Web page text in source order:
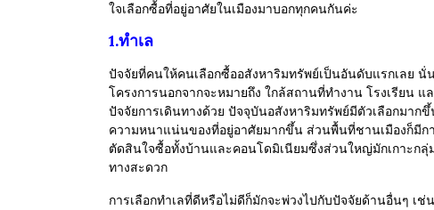
ใจเลือกซื้อที่อยู่อาศัยในเมืองมาบอกทุกคนกันค่ะ
1.ทำเล
ปัจจัยที่คนให้คนเลือกซื้ออสังหาริมทรัพย์เป็นอันดับแรกเลย นั่
โครงการนอกจากจะหมายถึง ใกล้สถานที่ทำงาน โรงเรียน
ปัจจัยการเดินทางด้วย ปัจจุบันอสังหาริมทรัพย์มีตัวเลือกมาก
ความหนาแน่นของที่อยู่อาศัยมากขึ้น ส่วนพื้นที่ชานเมืองก็มีก
ตัดสินใจซื้อทั้งบ้านและคอนโดมิเนียมซึ่งส่วนใหญ่มักเกาะก
ทางสะดวก
การเลือกทำเลที่ดีหรือไม่ดีก็มักจะพ่วงไปกับปัจจัยด้านอื่นๆ เ